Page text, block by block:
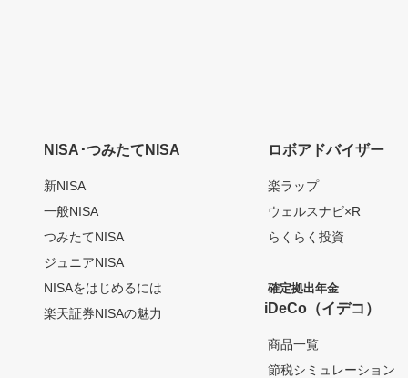
NISA･つみたてNISA
新NISA
一般NISA
つみたてNISA
ジュニアNISA
NISAをはじめるには
楽天証券NISAの魅力
ロボアドバイザー
楽ラップ
ウェルスナビ×R
らくらく投資
確定拠出年金
iDeCo（イデコ）
商品一覧
節税シミュレーション